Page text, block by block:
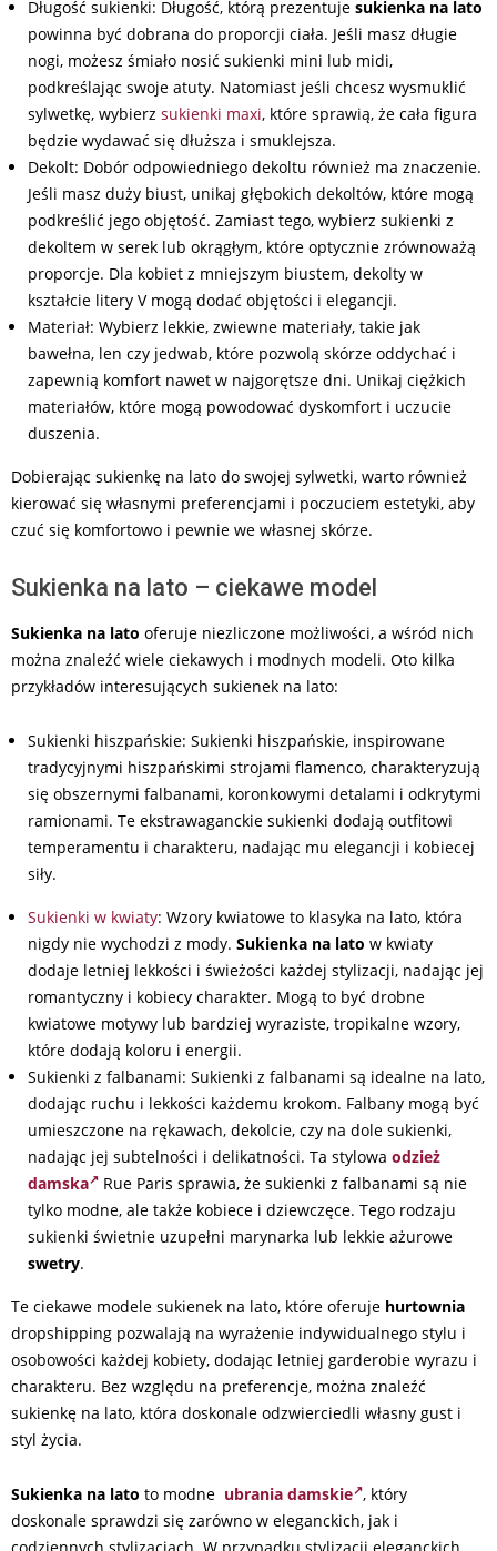
Długość sukienki: Długość, którą prezentuje sukienka na lato
powinna być dobrana do proporcji ciała. Jeśli masz długie
nogi, możesz śmiało nosić sukienki mini lub midi,
podkreślając swoje atuty. Natomiast jeśli chcesz wysmuklić
sylwetkę, wybierz sukienki maxi, które sprawią, że cała figura
będzie wydawać się dłuższa i smuklejsza.
Dekolt: Dobór odpowiedniego dekoltu również ma znaczenie.
Jeśli masz duży biust, unikaj głębokich dekoltów, które mogą
podkreślić jego objętość. Zamiast tego, wybierz sukienki z
dekoltem w serek lub okrągłym, które optycznie zrównoważą
proporcje. Dla kobiet z mniejszym biustem, dekolty w
kształcie litery V mogą dodać objętości i elegancji.
Materiał: Wybierz lekkie, zwiewne materiały, takie jak
bawełna, len czy jedwab, które pozwolą skórze oddychać i
zapewnią komfort nawet w najgorętsze dni. Unikaj ciężkich
materiałów, które mogą powodować dyskomfort i uczucie
duszenia.
Dobierając sukienkę na lato do swojej sylwetki, warto również
kierować się własnymi preferencjami i poczuciem estetyki, aby
czuć się komfortowo i pewnie we własnej skórze.
Sukienka na lato – ciekawe model
Sukienka na lato oferuje niezliczone możliwości, a wśród nich
można znaleźć wiele ciekawych i modnych modeli. Oto kilka
przykładów interesujących sukienek na lato:
Sukienki hiszpańskie: Sukienki hiszpańskie, inspirowane
tradycyjnymi hiszpańskimi strojami flamenco, charakteryzują
się obszernymi falbanami, koronkowymi detalami i odkrytymi
ramionami. Te ekstrawaganckie sukienki dodają outfitowi
temperamentu i charakteru, nadając mu elegancji i kobiecej
siły.
Sukienki w kwiaty: Wzory kwiatowe to klasyka na lato, która
nigdy nie wychodzi z mody. Sukienka na lato w kwiaty
dodaje letniej lekkości i świeżości każdej stylizacji, nadając jej
romantyczny i kobiecy charakter. Mogą to być drobne
kwiatowe motywy lub bardziej wyraziste, tropikalne wzory,
które dodają koloru i energii.
Sukienki z falbanami: Sukienki z falbanami są idealne na lato,
dodając ruchu i lekkości każdemu krokom. Falbany mogą być
umieszczone na rękawach, dekolcie, czy na dole sukienki,
nadając jej subtelności i delikatności. Ta stylowa odzież
damska
Rue Paris sprawia, że sukienki z falbanami są nie
tylko modne, ale także kobiece i dziewczęce. Tego rodzaju
sukienki świetnie uzupełni marynarka lub lekkie ażurowe
swetry.
Te ciekawe modele sukienek na lato, które oferuje hurtownia
dropshipping pozwalają na wyrażenie indywidualnego stylu i
osobowości każdej kobiety, dodając letniej garderobie wyrazu i
charakteru. Bez względu na preferencje, można znaleźć
sukienkę na lato, która doskonale odzwierciedli własny gust i
styl życia.
Sukienka na lato to modne ubrania damskie , który
doskonale sprawdzi się zarówno w eleganckich, jak i